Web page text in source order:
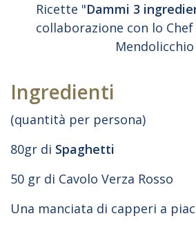
Ricette "Dammi 3
collaborazione con lo
Mendolicchio
Ingredienti
(quantità per persona)
80gr di Spaghetti
50 gr di Cavolo Verza Rosso
Una manciata di capperi a